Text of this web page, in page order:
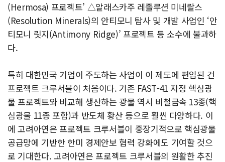
(Hermosa) 프로젝트’ △알래스카주 레졸루션 미네랄스
(Resolution Minerals)의 안티모니 탐사 및 개발 사업인 ‘안
티모니 릿지(Antimony Ridge)’ 프로젝트 등 소수에 불과하
다.
특히 대한민국 기업이 주도하는 사업이 이 제도에 편입된 건
프로젝트 크루서블이 처음이다. 기존 FAST-41 지정 핵심광
물 프로젝트와 비교해 생산하는 광물 역시 비철금속 13종(핵
심광물 11종 포함)과 반도체 황산 등으로 훨씬 다양하다. 이
에 고려아연은 프로젝트 크루서블이 중장기적으로 핵심광물
공급망에 기반한 한미 경제안보 협력 강화에도 기여할 것으
로 기대한다. 고려아연은 프로젝트 크루서블의 원활한 추진